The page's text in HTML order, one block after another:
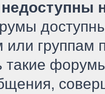
или группам
такие